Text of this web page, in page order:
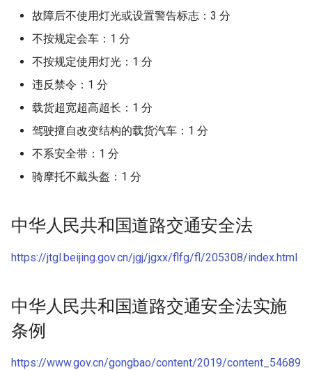
故障后不使用灯光或设置警告标志：3 分
不按规定会车：1 分
不按规定使用灯光：1 分
违反禁令：1 分
载货超宽超高超长：1 分
驾驶擅自改变结构的载货汽车：1 分
不系安全带：1 分
骑摩托不戴头盔：1 分
中华人民共和国道路交通安全法
https://jtgl.beijing.gov.cn/jgj/jgxx/flfg/fl/205308/index.html
中华人民共和国道路交通安全法实施
条例
https://www.gov.cn/gongbao/content/2019/content_54689